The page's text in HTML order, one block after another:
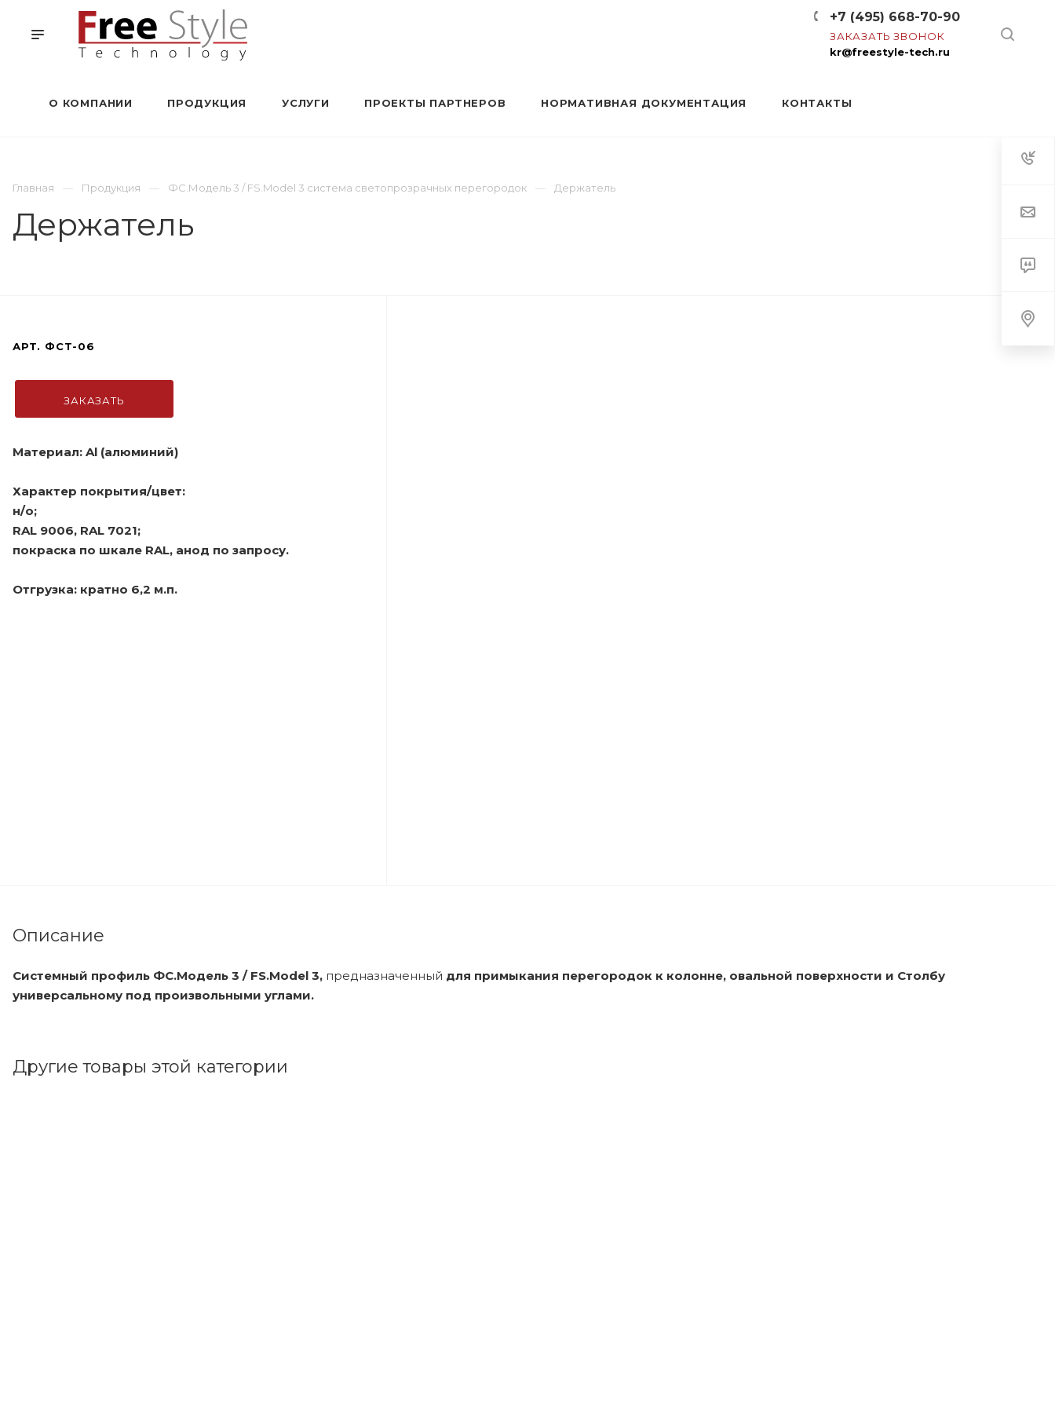
+7 (495) 668-70-90
ЗАКАЗАТЬ ЗВОНОК
kr@freestyle-tech.ru
О КОМПАНИИ ПРОДУКЦИЯ УСЛУГИ ПРОЕКТЫ ПАРТНЕРОВ НОРМАТИВНАЯ ДОКУМЕНТАЦИЯ КОНТАКТЫ
Главная Продукция ФС.Модель 3 / FS.Model 3 система светопрозрачных перегородок Держатель
Держатель
АРТ. ФСТ-06
ЗАКАЗАТЬ
Материал: Al (алюминий)
Характер покрытия/цвет:
н/о;
RAL 9006, RAL 7021;
покраска по шкале RAL, анод по запросу.
Отгрузка: кратно 6,2 м.п.
Описание
Системный профиль ФС.Модель 3 / FS.Model 3, предназначенный для примыкания перегородок к колонне, овальной поверхности и Столбу
универсальному под произвольными углами.
Другие товары этой категории